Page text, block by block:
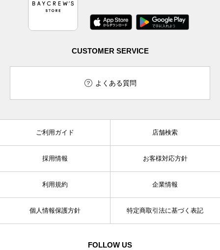
CUSTOMER SERVICE
よくある質問
ご利用ガイド 店舗検索
採用情報 お客様対応方針
利用規約 企業情報
個人情報保護方針 特定商取引法に基づく表記
FOLLOW US